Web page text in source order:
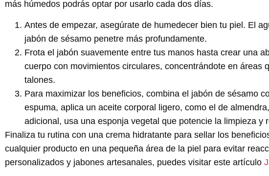
más húmedos podrás optar por usarlo cada dos días.
Antes de empezar, asegúrate de humedecer bien tu piel. El
jabón de sésamo penetre más profundamente.
Frota el jabón suavemente entre tus manos hasta crear una
cuerpo con movimientos circulares, concentrándote en
talones.
Para maximizar los beneficios, combina el jabón de sésamo
espuma, aplica un aceite corporal ligero, como el de
adicional, usa una esponja vegetal que potencie la limpieza y
Finaliza tu rutina con una crema hidratante para sellar los
cualquier producto en una pequeña área de la piel para evitar
personalizados y jabones artesanales, puedes visitar este artículo